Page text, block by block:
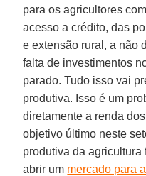
para os agricultores
acesso a crédito, das
e extensão rural, a não
falta de investimentos
parado. Tudo isso vai
produtiva. Isso é um
diretamente a renda
objetivo último neste
produtiva da agricultura
abrir um mercado para